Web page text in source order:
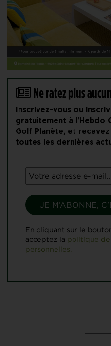
Ne ratez plus
Inscrivez-vous ou
gratuitement à l'Hebdo
Golf Planète, et recevez
toutes les dernières
En cliquant sur le
acceptez la politique de
personnelles.